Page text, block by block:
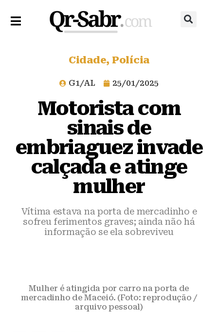
Cidade, Polícia
G1/AL 25/01/2025
Motorista com
sinais de
embriaguez invade
calçada e atinge
mulher
Vítima estava na porta de mercadinho e
sofreu ferimentos graves; ainda não há
informação se ela sobreviveu
Mulher é atingida por carro na porta de
mercadinho de Maceió. (Foto: reprodução /
arquivo pessoal)